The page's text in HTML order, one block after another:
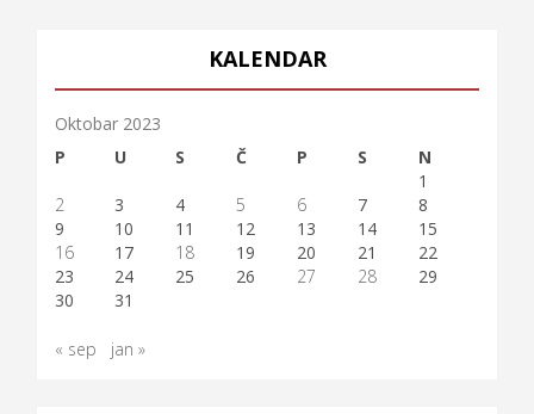
KALENDAR
Oktobar 2023
P
U S Č P S
N
1
2
3 4 5 6 7
8
9
10 11 12 13 14
15
16
17 18 19 20 21
22
23
24 25 26 27 28
29
30
31
« sep jan »